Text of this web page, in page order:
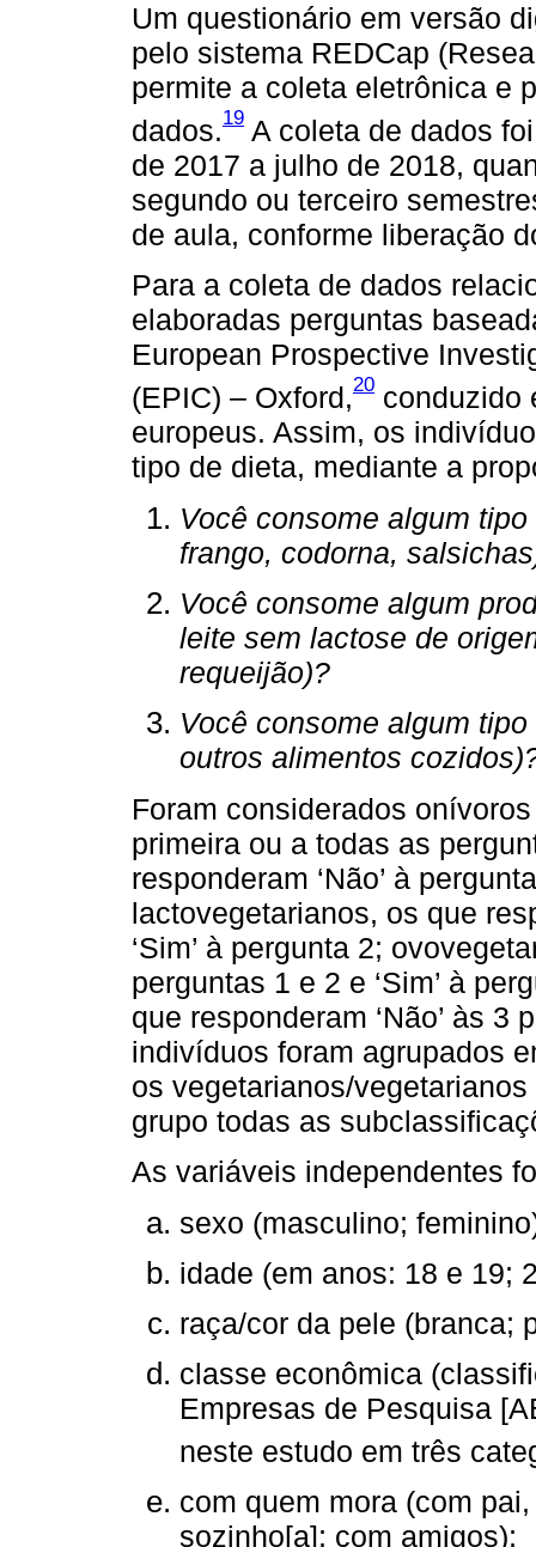
Um questionário em versão
pelo sistema REDCap
permite a coleta eletrônica e
dados.19 A coleta de dados
de 2017 a julho de 2018,
segundo ou terceiro
de aula, conforme liberação
Para a coleta de dados
elaboradas perguntas
European Prospective
(EPIC) – Oxford,20 conduzido
europeus. Assim, os
tipo de dieta, mediante a
Você consome algum
frango, codorna,
Você consome algum
leite sem lactose de
requeijão)?
Você consome algum
outros alimentos
Foram considerados
primeira ou a todas as
responderam ‘Não’ à
lactovegetarianos, os que
‘Sim’ à pergunta 2;
perguntas 1 e 2 e ‘Sim’ à
que responderam ‘Não’ às
indivíduos foram agrupados
os vegetarianos/
grupo todas as
As variáveis independentes
sexo (masculino;
idade (em anos: 18 e 19;
raça/cor da pele (branca;
classe econômica
Empresas de Pesquisa
neste estudo em três
com quem mora (com
sozinho[a]; com amigos);